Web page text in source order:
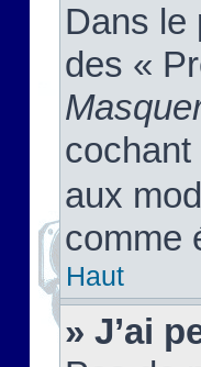
Dans le
des «
cochant
aux
comme
Haut
» J’ai